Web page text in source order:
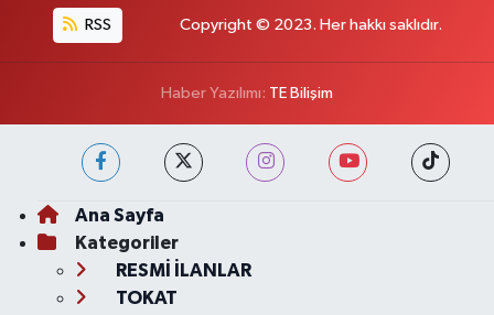
RSS Copyright © 2023. Her hakkı saklıdır.
Haber Yazılımı: TE Bilişim
Ana Sayfa
Kategoriler
RESMİ İLANLAR
TOKAT